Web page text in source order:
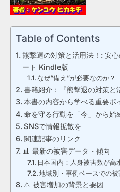
Table of Contents
熊撃退の対策と活用法！: 安
ート Kindle版
なぜ“備え”が必要なのか？
書籍紹介：『熊撃退の対策と
本書の内容から学べる重要ポ
命を守る行動を「今」から始
SNSで情報拡散を
関連記事のリンク
📊 最新の被害データ・傾向
日本国内：人身被害数が高
地域別・事例ベースでの被
⚠ 被害増加の背景と要因